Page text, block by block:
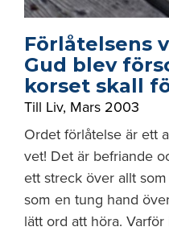
Förlåtelsens
Gud blev
korset skall
Till Liv, Mars 2003
Ordet förlåtelse är ett
vet! Det är befriande
ett streck över allt
som en tung hand
lätt ord att höra.